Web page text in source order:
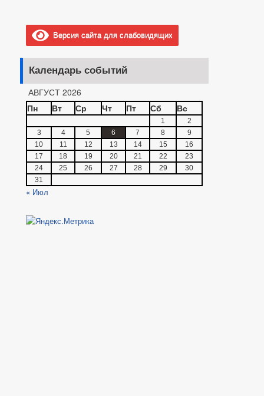
Версия сайта для слабовидящих
Календарь событий
АВГУСТ 2026
Пн
Вт Ср Чт Пт Сб Вс
1
2
3
4 5 6 7 8
9
10
11 12 13 14 15
16
17
18 19 20 21 22
23
24
25 26 27 28 29
30
31
« Июл